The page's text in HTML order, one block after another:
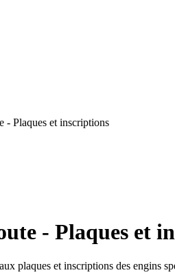
- Plaques et inscriptions
- Plaques et
plaques et inscriptions des engins